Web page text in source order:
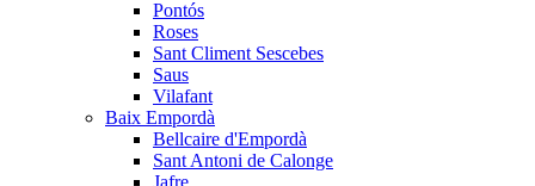
Pontós
Roses
Sant Climent Sescebes
Saus
Vilafant
Baix Empordà
Bellcaire d'Empordà
Sant Antoni de Calonge
Jafre